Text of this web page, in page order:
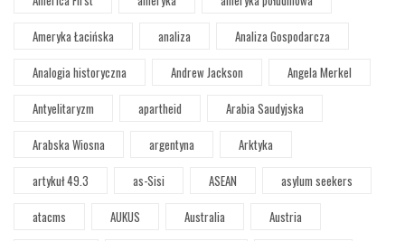
Ameryka Łacińska
analiza
Analiza Gospodarcza
Analogia historyczna
Andrew Jackson
Angela Merkel
Antyelitaryzm
apartheid
Arabia Saudyjska
Arabska Wiosna
argentyna
Arktyka
artykuł 49.3
as-Sisi ASEAN
asylum seekers
atacms
AUKUS Australia
Austria